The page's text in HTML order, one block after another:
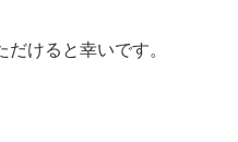
けると幸いです。